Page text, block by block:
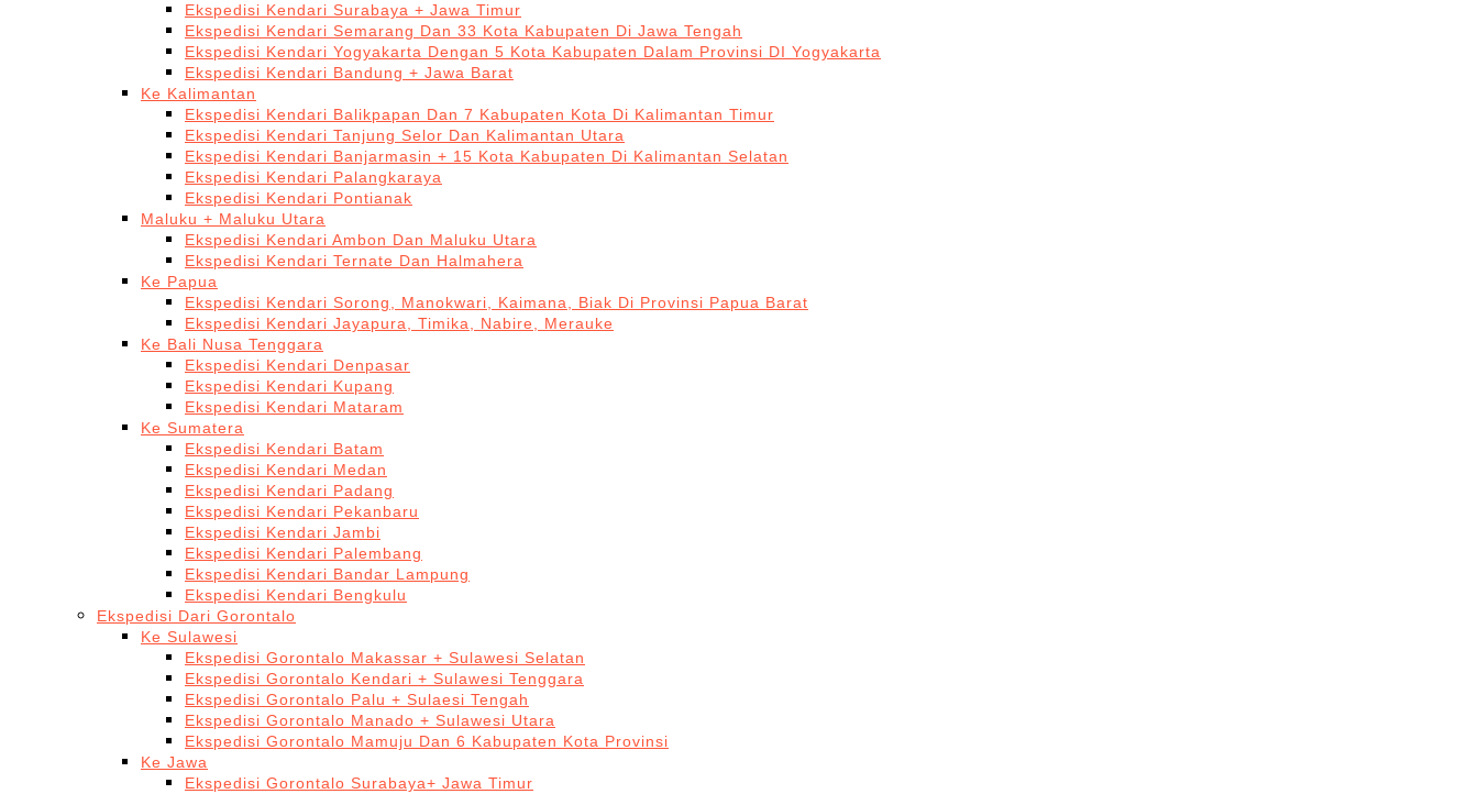
Ekspedisi Kendari Surabaya + Jawa Timur
Ekspedisi Kendari Semarang Dan 33 Kota Kabupaten Di Jawa Tengah
Ekspedisi Kendari Yogyakarta Dengan 5 Kota Kabupaten Dalam Provinsi DI Yogyakarta
Ekspedisi Kendari Bandung + Jawa Barat
Ke Kalimantan
Ekspedisi Kendari Balikpapan Dan 7 Kabupaten Kota Di Kalimantan Timur
Ekspedisi Kendari Tanjung Selor Dan Kalimantan Utara
Ekspedisi Kendari Banjarmasin + 15 Kota Kabupaten Di Kalimantan Selatan
Ekspedisi Kendari Palangkaraya
Ekspedisi Kendari Pontianak
Maluku + Maluku Utara
Ekspedisi Kendari Ambon Dan Maluku Utara
Ekspedisi Kendari Ternate Dan Halmahera
Ke Papua
Ekspedisi Kendari Sorong, Manokwari, Kaimana, Biak Di Provinsi Papua Barat
Ekspedisi Kendari Jayapura, Timika, Nabire, Merauke
Ke Bali Nusa Tenggara
Ekspedisi Kendari Denpasar
Ekspedisi Kendari Kupang
Ekspedisi Kendari Mataram
Ke Sumatera
Ekspedisi Kendari Batam
Ekspedisi Kendari Medan
Ekspedisi Kendari Padang
Ekspedisi Kendari Pekanbaru
Ekspedisi Kendari Jambi
Ekspedisi Kendari Palembang
Ekspedisi Kendari Bandar Lampung
Ekspedisi Kendari Bengkulu
Ekspedisi Dari Gorontalo
Ke Sulawesi
Ekspedisi Gorontalo Makassar + Sulawesi Selatan
Ekspedisi Gorontalo Kendari + Sulawesi Tenggara
Ekspedisi Gorontalo Palu + Sulaesi Tengah
Ekspedisi Gorontalo Manado + Sulawesi Utara
Ekspedisi Gorontalo Mamuju Dan 6 Kabupaten Kota Provinsi
Ke Jawa
Ekspedisi Gorontalo Surabaya+ Jawa Timur